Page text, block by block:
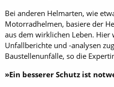
Bei anderen Helmarten, wie
Motorradhelmen, basiere der
aus dem wirklichen Leben.
Unfallberichte und -analysen
Baustellenunfälle, so die
»Ein besserer Schutz ist